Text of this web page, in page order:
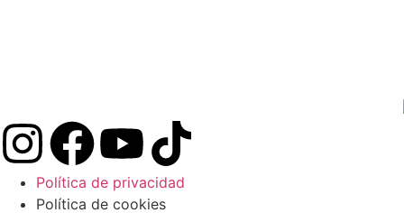
Política de privacidad
Política de cookies